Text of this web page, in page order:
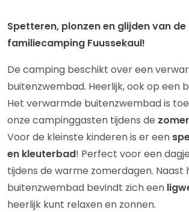
Spetteren, plonzen en glijden van
familiecamping Fuussekaul!
De camping beschikt over een
buitenzwembad. Heerlijk, ook op een
Het verwarmde buitenzwembad is
onze campinggasten tijdens de
Voor de kleinste kinderen is er een
en kleuterbad! Perfect voor een
tijdens de warme zomerdagen. Naast
buitenzwembad bevindt zich een
heerlijk kunt relaxen en zonnen.